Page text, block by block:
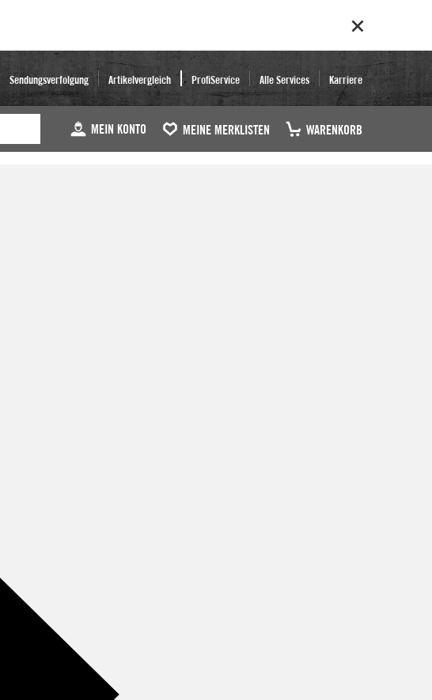
Sendungsverfolgung Artikelvergleich ProfiService Alle Services Karriere
MEIN KONTO MEINE MERKLISTEN WARENKORB